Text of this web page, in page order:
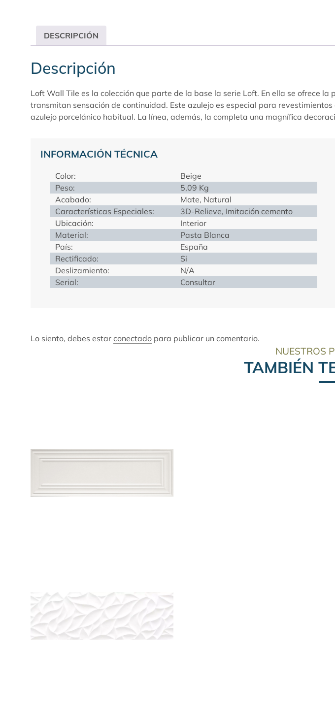
DESCRIPCIÓN
Descripción
Loft Wall Tile es la colección que parte de la base la serie Loft. En ella se ofrece
transmitan sensación de continuidad. Este azulejo es especial para
azulejo porcelánico habitual. La línea, además, la completa una magnífica
INFORMACIÓN TÉCNICA
Color:
Beige
Peso:
5,09 Kg
Acabado:
Mate, Natural
Características Especiales:
3D-Relieve, Imitación cemento
Ubicación:
Interior
Material:
Pasta Blanca
País:
España
Rectificado:
Si
Deslizamiento:
N/A
Serial:
Consultar
Lo siento, debes estar conectado para publicar un comentario.
NUESTROS
TAMBIÉN